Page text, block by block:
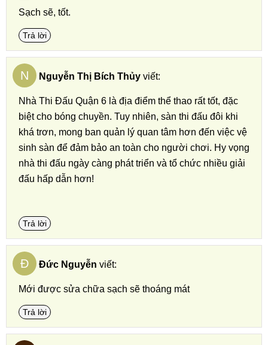
Sạch sẽ, tốt.
Trả lời
N Nguyễn Thị Bích Thủy viết:
Nhà Thi Đấu Quận 6 là địa điểm thể thao rất tốt, đặc
biệt cho bóng chuyền. Tuy nhiên, sàn thi đấu đôi khi
khá trơn, mong ban quản lý quan tâm hơn đến việc vệ
sinh sàn để đảm bảo an toàn cho người chơi. Hy vọng
nhà thi đấu ngày càng phát triển và tổ chức nhiều giải
đấu hấp dẫn hơn!
Trả lời
Đ Đức Nguyễn viết:
Mới được sửa chữa sạch sẽ thoáng mát
Trả lời